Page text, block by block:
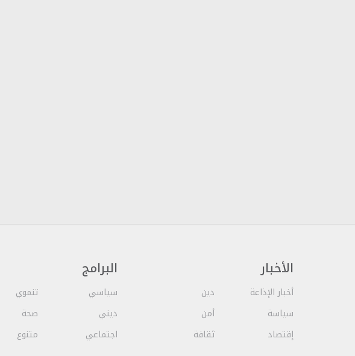
الأخبار
أخبار الإذاعة
سياسة
إقتصاد
دين
أمن
ثقافة
البرامج
سياسي
ديني
اجتماعي
تنموي
صحة
متنوع